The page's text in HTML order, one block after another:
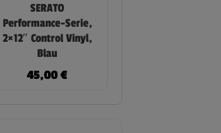
SERATO
Performance-Serie,
2×12″ Control Vinyl,
Blau
45,00€